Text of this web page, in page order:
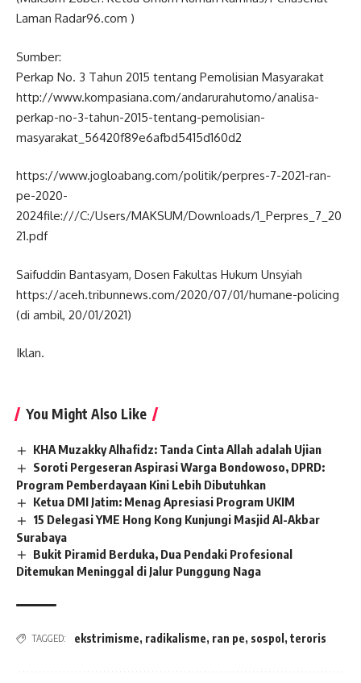
Laman Radar96.com )
Sumber:
Perkap No. 3 Tahun 2015 tentang Pemolisian Masyarakat
http://www.kompasiana.com/andarurahutomo/analisa-
perkap-no-3-tahun-2015-tentang-pemolisian-
masyarakat_56420f89e6afbd5415d160d2
https://www.jogloabang.com/politik/perpres-7-2021-ran-
pe-2020-
2024file:///C:/Users/MAKSUM/Downloads/1_Perpres_7_20
21.pdf
Saifuddin Bantasyam, Dosen Fakultas Hukum Unsyiah
https://aceh.tribunnews.com/2020/07/01/humane-policing
(di ambil, 20/01/2021)
Iklan.
You Might Also Like
KHA Muzakky Alhafidz: Tanda Cinta Allah adalah Ujian
Soroti Pergeseran Aspirasi Warga Bondowoso, DPRD:
Program Pemberdayaan Kini Lebih Dibutuhkan
Ketua DMI Jatim: Menag Apresiasi Program UKIM
15 Delegasi YME Hong Kong Kunjungi Masjid Al-Akbar
Surabaya
Bukit Piramid Berduka, Dua Pendaki Profesional
Ditemukan Meninggal di Jalur Punggung Naga
TAGGED: ekstrimisme, radikalisme, ran pe, sospol , teroris